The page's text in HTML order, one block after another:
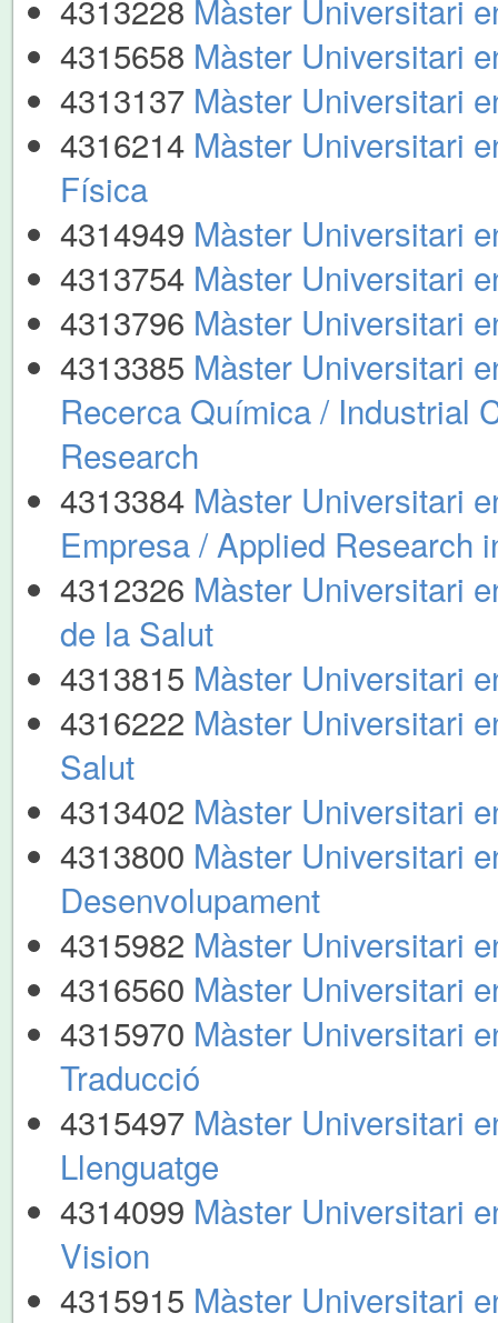
4313228 Màster Universitari
4315658 Màster Universitari
4313137 Màster Universitari
4316214 Màster Universitari
Física
4314949 Màster Universitari
4313754 Màster Universitari
4313796 Màster Universitari
4313385 Màster Universitari
Recerca Química / Industrial
Research
4313384 Màster Universitari
Empresa / Applied Research
4312326 Màster Universitari
de la Salut
4313815 Màster Universitari
4316222 Màster Universitari
Salut
4313402 Màster Universitari
4313800 Màster Universitari
Desenvolupament
4315982 Màster Universitari
4316560 Màster Universitari
4315970 Màster Universitari
Traducció
4315497 Màster Universitari
Llenguatge
4314099 Màster Universitari
Vision
4315915 Màster Universitari